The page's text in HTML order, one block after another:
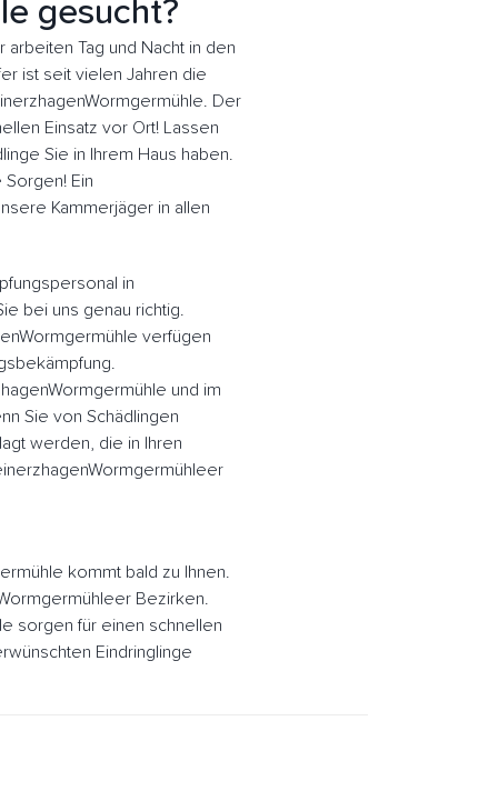
gesucht?
Tag und Nacht in den
ist seit vielen Jahren die
Der
Einsatz vor Ort! Lassen
Sie in Ihrem Haus haben.
Ein
Kammerjäger in allen
in
bei uns genau richtig.
verfügen
und im
Sie von Schädlingen
werden, die in Ihren
kommt bald zu Ihnen.
Bezirken.
sorgen für einen schnellen
Eindringlinge